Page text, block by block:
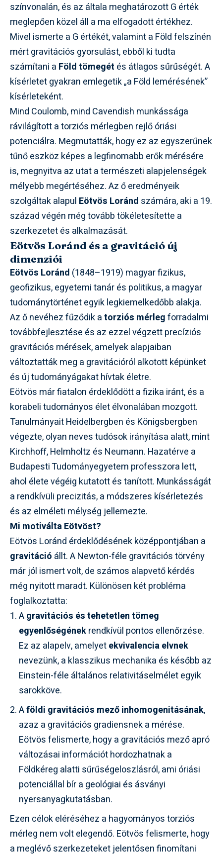
színvonalán, és az általa meghatározott G érték
meglepően közel áll a ma elfogadott értékhez.
Mivel ismerte a G értékét, valamint a Föld felszínén
mért gravitációs gyorsulást, ebből ki tudta
számítani a Föld tömegét és átlagos sűrűségét. A
kísérletet gyakran emlegetik „a Föld lemérésének”
kísérleteként.
Mind Coulomb, mind Cavendish munkássága
rávilágított a torziós mérlegben rejlő óriási
potenciálra. Megmutatták, hogy ez az egyszerűnek
tűnő eszköz képes a legfinomabb erők mérésére
is, megnyitva az utat a természeti alapjelenségek
mélyebb megértéséhez. Az ő eredményeik
szolgáltak alapul Eötvös Loránd számára, aki a 19.
század végén még tovább tökéletesítette a
szerkezetet és alkalmazását.
Eötvös Loránd és a gravitáció új
dimenziói
Eötvös Loránd (1848–1919) magyar fizikus,
geofizikus, egyetemi tanár és politikus, a magyar
tudománytörténet egyik legkiemelkedőbb alakja.
Az ő nevéhez fűződik atorziós mérlegforradalmi
továbbfejlesztése és az ezzel végzett precíziós
gravitációs mérések, amelyek alapjaiban
változtatták meg a gravitációról alkotott képünket
és új tudományágakat hívtak életre.
Eötvös már fiatalon érdeklődött a fizika iránt, és a
korabeli tudományos élet élvonalában mozgott.
Tanulmányait Heidelbergben és Königsbergben
végezte, olyan neves tudósok irányítása alatt, mint
Kirchhoff, Helmholtz és Neumann. Hazatérve a
Budapesti Tudományegyetem professzora lett,
ahol élete végéig kutatott és tanított. Munkásságát
a rendkívüli precizitás, a módszeres kísérletezés
és az elméleti mélység jellemezte.
Mi motiválta Eötvöst?
Eötvös Loránd érdeklődésének középpontjában a
gravitáció állt. A Newton-féle gravitációs törvény
már jól ismert volt, de számos alapvető kérdés
még nyitott maradt. Különösen két probléma
foglalkoztatta:
Agravitációs és tehetetlen tömeg
egyenlőségénekrendkívül pontos ellenőrzése.
Ez az alapelv, amelyetekvivalencia elvnek
nevezünk, a klasszikus mechanika és később az
Einstein-féle általános relativitáselmélet egyik
sarokköve.
Aföldi gravitációs mező inhomogenitásának,
azaz a gravitációs gradiensnek a mérése.
Eötvös felismerte, hogy a gravitációs mező apró
változásai információt hordozhatnak a
Földkéreg alatti sűrűségeloszlásról, ami óriási
potenciállal bír a geológiai és ásványi
nyersanyagkutatásban.
Ezen célok eléréséhez a hagyományos torziós
mérleg nem volt elegendő. Eötvös felismerte, hogy
a meglévő szerkezeteket jelentősen finomítani